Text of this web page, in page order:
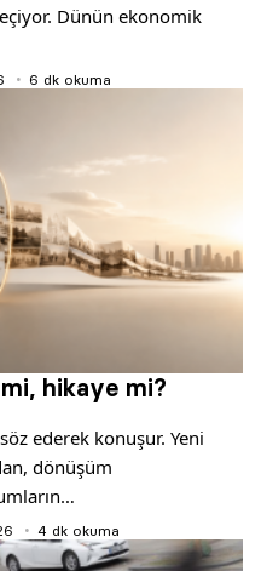
Dünün ekonomik
6 dk okuma
hikaye mi?
ederek konuşur. Yeni
dönüşüm
4 dk okuma